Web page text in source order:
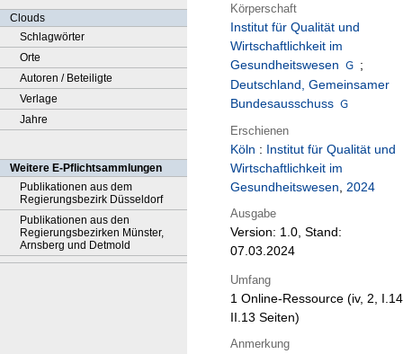
Clouds
Schlagwörter
Orte
Autoren / Beteiligte
Verlage
Jahre
Weitere E-Pflichtsammlungen
Publikationen aus dem
Regierungsbezirk Düsseldorf
Publikationen aus den
Regierungsbezirken Münster,
Arnsberg und Detmold
Körperschaft
Institut für Qualität und
Wirtschaftlichkeit im
Gesundheitswesen
;
Deutschland, Gemeinsamer
Bundesausschuss
Erschienen
Köln : Institut für Qualität und
Wirtschaftlichkeit im
Gesundheitswesen, 2024
Ausgabe
Version: 1.0, Stand:
07.03.2024
Umfang
1 Online-Ressource (iv, 2,
II.13 Seiten)
Anmerkung